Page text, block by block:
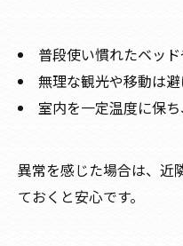
普段使い慣れたベッ
無理な観光や移動は
室内を一定温度に保
異常を感じた場合は、近
ておくと安心です。